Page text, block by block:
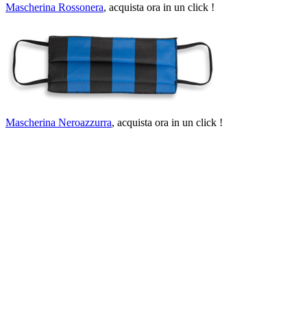
Mascherina Rossonera, acquista ora in un click !
Mascherina Neroazzurra, acquista ora in un click !